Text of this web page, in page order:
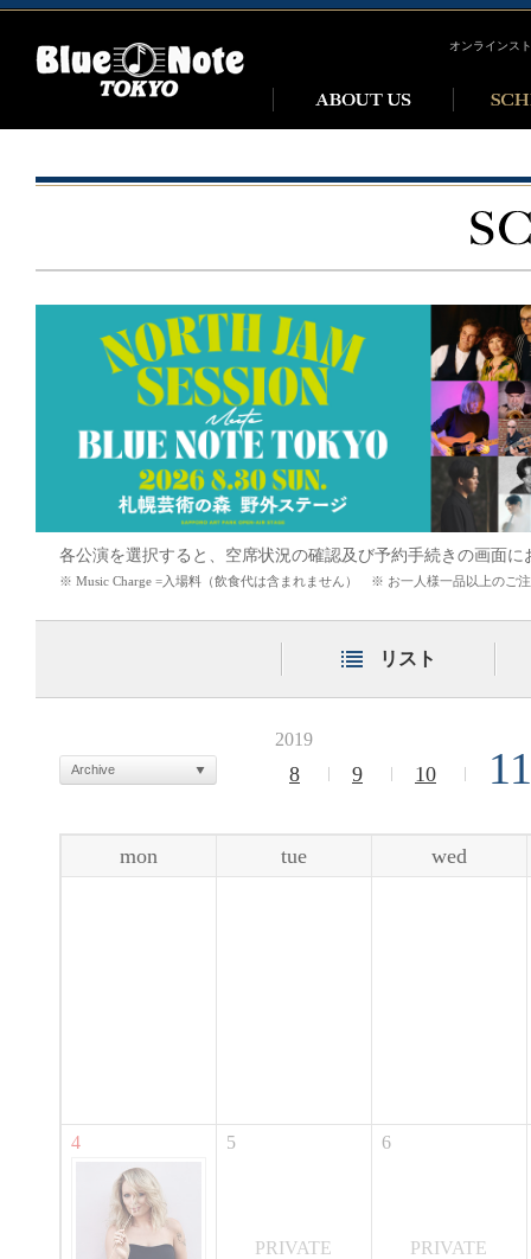
オンラインス
各公演を選択すると、空席状況の確認及び予約手続きの画面に
※ Music Charge =入場料（飲食代は含まれません） ※ お一人様一品以上のご
リスト
2019
8 9 10 11
Archive
mon tue wed
4 5
PRIVATE
6
PRIVATE